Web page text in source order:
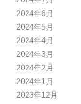
2024年6月
2024年5月
2024年4月
2024年3月
2024年2月
2024年1月
2023年12月